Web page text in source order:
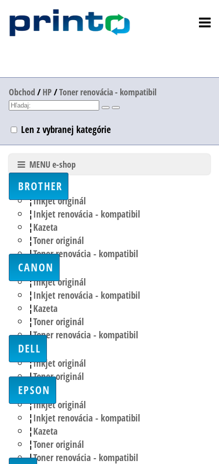
Obchod / HP /Toner renovácia - kompatibil
Len z vybranej kategórie
MENU e-shop
BROTHER
Inkjet originál
Inkjet renovácia - kompatibil
Kazeta
Toner originál
Toner renovácia - kompatibil
CANON
Inkjet originál
Inkjet renovácia - kompatibil
Kazeta
Toner originál
Toner renovácia - kompatibil
DELL
Inkjet originál
Toner originál
EPSON
Inkjet originál
Inkjet renovácia - kompatibil
Kazeta
Toner originál
Toner renovácia - kompatibil